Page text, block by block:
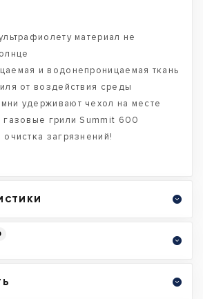
материал не
и водонепроницаемая ткань
от воздействия среды
удерживают чехол на месте
газовые грили Summit 600
загрязнений!